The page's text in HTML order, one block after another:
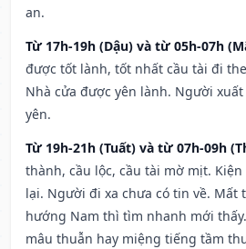
an.
Từ 17h-19h (Dậu) và từ 05h-07h
được tốt lành, tốt nhất cầu tài đi
Nhà cửa được yên lành. Người
yên.
Từ 19h-21h (Tuất) và từ 07h-09h
thành, cầu lộc, cầu tài mờ mịt.
lại. Người đi xa chưa có tin về. Mất
hướng Nam thì tìm nhanh mới
mâu thuẫn hay miệng tiếng tầm